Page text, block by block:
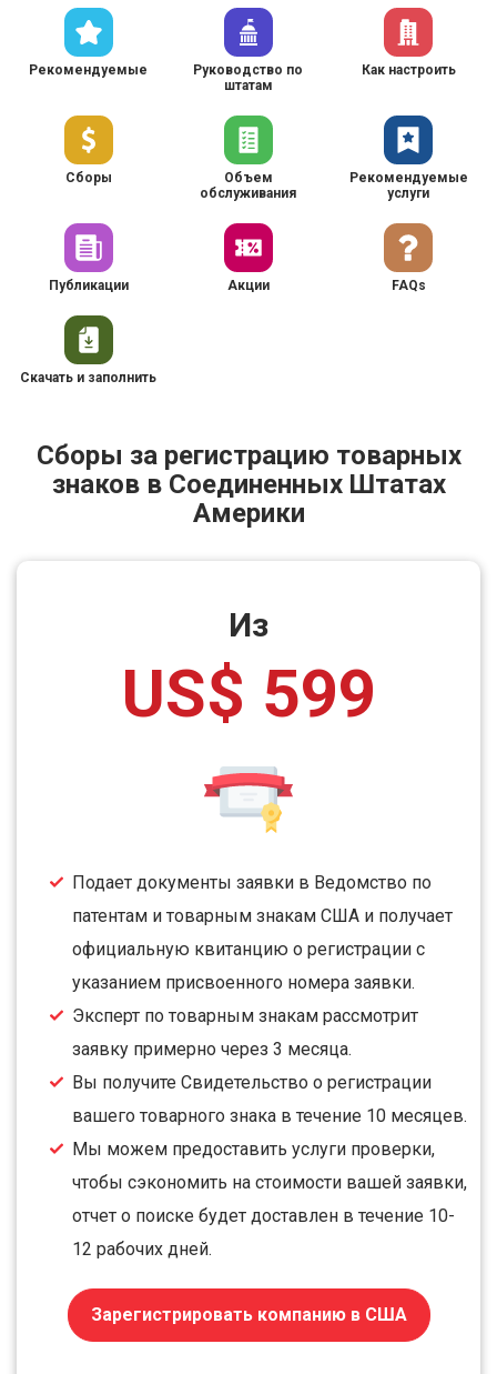
Рекомендуемые
Руководство по
штатам
Как настроить
Сборы
Объем
обслуживания
Рекомендуемые
услуги
Публикации Акции FAQs
Скачать и заполнить
Сборы за регистрацию товарных
знаков в Соединенных Штатах
Америки
Из
US$ 599
Подает документы заявки в Ведомство по
патентам и товарным знакам США и получает
официальную квитанцию о регистрации с
указанием присвоенного номера заявки.
Эксперт по товарным знакам рассмотрит
заявку примерно через 3 месяца.
Вы получите Свидетельство о регистрации
вашего товарного знака в течение 10 месяцев.
Мы можем предоставить услуги проверки,
чтобы сэкономить на стоимости вашей заявки,
отчет о поиске будет доставлен в течение 10-
12 рабочих дней.
Зарегистрировать компанию в США